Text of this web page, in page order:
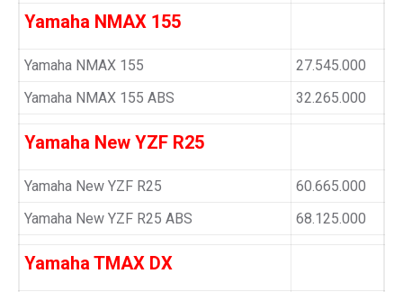
Yamaha NMAX 155
Yamaha NMAX 155
27.545.000
Yamaha NMAX 155 ABS
32.265.000
Yamaha New YZF R25
Yamaha New YZF R25
60.665.000
Yamaha New YZF R25 ABS
68.125.000
Yamaha TMAX DX